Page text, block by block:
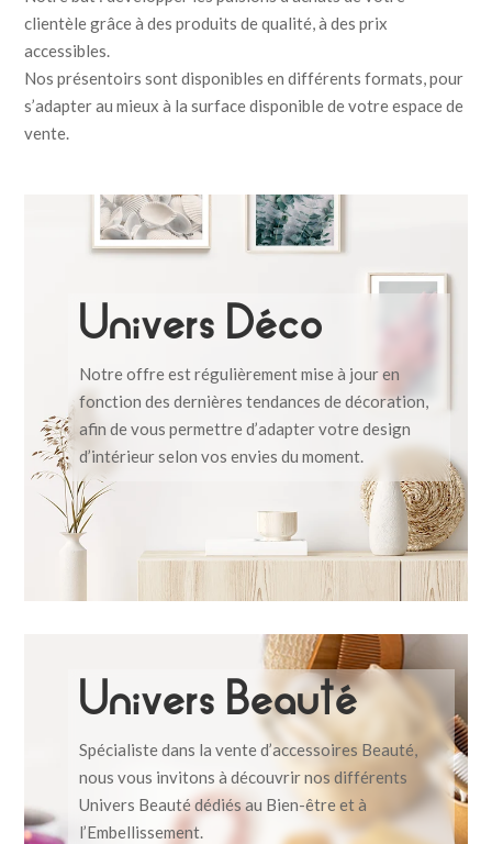
clientèle grâce à des produits de qualité, à des prix
accessibles.
Nos présentoirs sont disponibles en différents formats, pour
s’adapter au mieux à la surface disponible de votre espace de
vente.
Univers Déco
Notre offre est régulièrement mise à jour en
fonction des dernières tendances de décoration,
afin de vous permettre d’adapter votre design
d’intérieur selon vos envies du moment.
Univers Beauté
Spécialiste dans la vente d’accessoires Beauté,
nous vous invitons à découvrir nos différents
Univers Beauté dédiés au Bien-être et à
l’Embellissement.